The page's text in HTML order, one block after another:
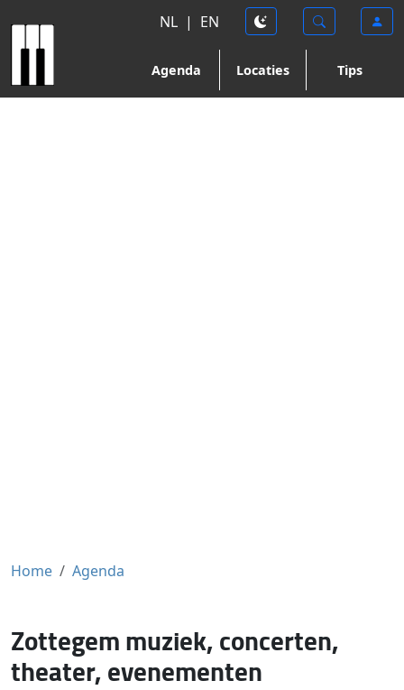
NL | EN
Agenda Locaties Tips
Home Agenda
Zottegem muziek, concerten,
theater, evenementen